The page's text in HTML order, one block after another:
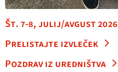
Št. 7-8, julij/avgust 2026
Prelistajte izvleček
Pozdrav iz uredništva